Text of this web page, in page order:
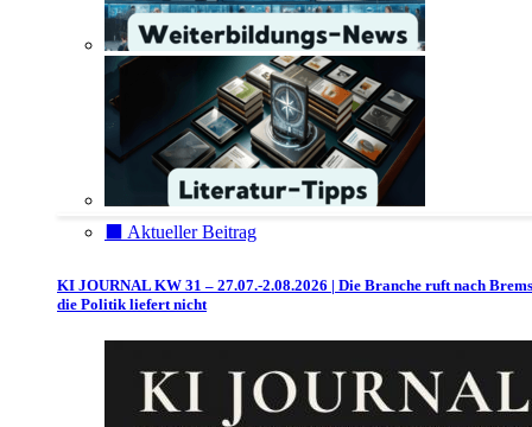
⬛️ Aktueller Beitrag
KI JOURNAL KW 31 – 27.07.-2.08.2026 | Die Branche ruft nach
die Politik liefert nicht